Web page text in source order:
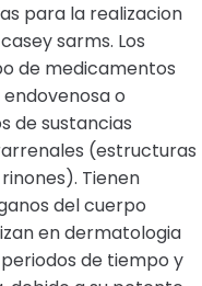
para la realizacion
sarms. Los
de medicamentos
o
de sustancias
(estructuras
Tienen
del cuerpo
en dermatologia
de tiempo y